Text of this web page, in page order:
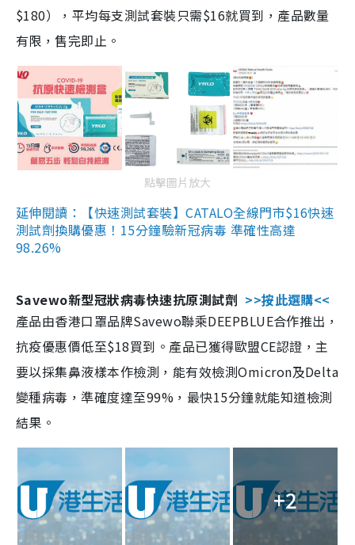
$180），平均每支測試套裝只需$16就買到，產品數量
有限，售完即止。
點擊圖片放大
延伸閱讀：【快速測試套裝】CATALO全線門市$16快速
測試劑換購優惠！15分鐘驗新冠病毒 準確性高達
98.26%
Savewo新型冠狀病毒快速抗原測試劑 >>按此選購<<
產品由香港口罩品牌Savewo聯乘DEEPBLUE合作推出，
抗疫優惠價低至$18買到。產品已獲得歐盟CE認證，主
要以採集鼻液樣本作檢測，能有效檢測Omicron及Delta
變種病毒，準確度達至99%，最快15分鐘就能知道檢測
結果。
+2